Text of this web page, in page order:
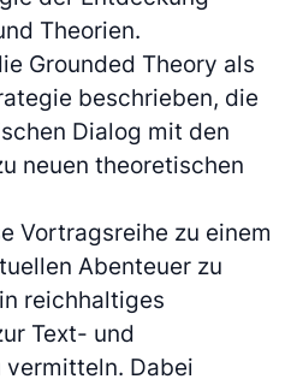
Theorien.
Grounded Theory als
beschrieben, die
Dialog mit den
neuen theoretischen
Vortragsreihe zu einem
Abenteuer zu
reichhaltiges
Text- und
Dabei